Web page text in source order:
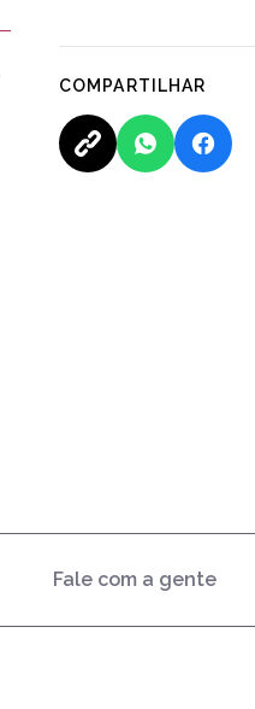
COMPARTILHAR
Fale com a gente